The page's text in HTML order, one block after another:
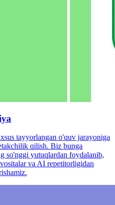
tayyorlangan o'quv jarayoniga
qilish. Biz bunga
so'nggi yutuqlardan foydalanib,
va AI repetitorligidan